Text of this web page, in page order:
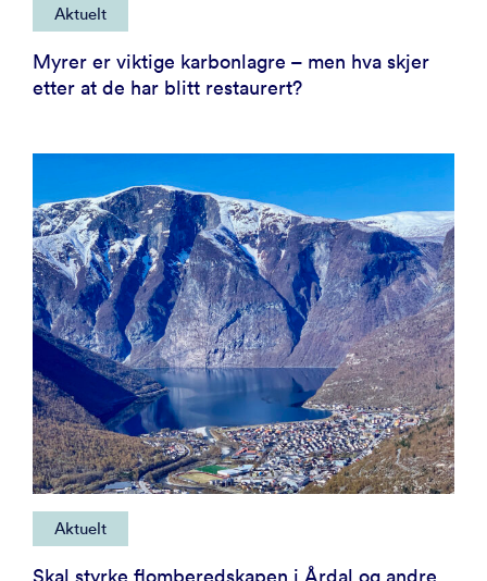
Aktuelt
Myrer er viktige karbonlagre – men hva skjer
etter at de har blitt restaurert?
Aktuelt